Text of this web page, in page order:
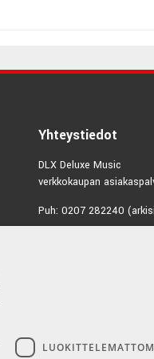
Yhteystiedot
DLX Deluxe Music
verkkokaupan
Puh: 0207 282240